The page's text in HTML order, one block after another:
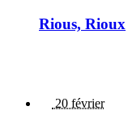
Rious, Rioux
20 février